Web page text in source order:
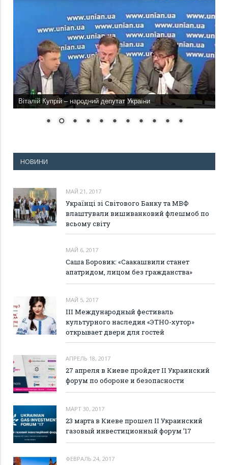
Віталій Купрій – народний депутат України
НОВИНИ
МАЙ 21, 2017
Українці зі Світового Банку та МВФ
влаштували вишиванковий флешмоб по
всьому світу
МАЙ 6, 2017
Саша Боровик: «Саакашвили станет
апатридом, лицом без гражданства»
МАЙ 5, 2017
III Международный фестиваль
культурного наследия «ЭТНО-хутор»
открывает двери для гостей
АПРЕЛЬ 18, 2017
27 апреля в Киеве пройдет II Украинский
форум по обороне и безопасности
МАРТ 30, 2017
23 марта в Киеве прошел II Украинский
газовый инвестиционный форум ’17
ФЕВРАЛЬ 24, 2017